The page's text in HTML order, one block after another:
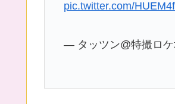
pic.twitter.com/
— タッツン@特撮ロ